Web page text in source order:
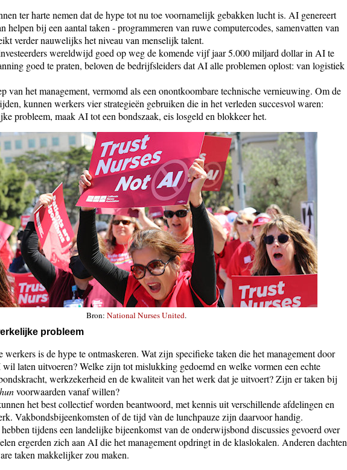
ter harte nemen dat de hype tot nu toe voornamelijk gebakken lucht is. AI genereert
helpen bij een aantal taken - programmeren van ruwe computercodes, samenvatten van
verder nauwelijks het niveau van menselijk talent.
wereldwijd goed op weg de komende vijf jaar 5.000 miljard dollar in AI te
goed te praten, beloven de bedrijfsleiders dat AI alle problemen oplost: van logistiek
van het management, vermomd als een onontkoombare technische vernieuwing. Om de
kunnen werkers vier strategieën gebruiken die in het verleden succesvol waren:
probleem, maak AI tot een bondszaak, eis losgeld en blokkeer het.
Bron: National Nurses United.
probleem
werkers is de hype te ontmaskeren. Wat zijn specifieke taken die het management door
laten uitvoeren? Welke zijn tot mislukking gedoemd en welke vormen een echte
werkzekerheid en de kwaliteit van het werk dat je uitvoert? Zijn er taken bij
hunvoorwaarden vanaf willen?
het best collectief worden beantwoord, met kennis uit verschillende afdelingen en
Vakbondsbijeenkomsten of de tijd vàn de lunchpauze zijn daarvoor handig.
tijdens een landelijke bijeenkomst van de onderwijsbond discussies gevoerd over
ergerden zich aan AI die het management opdringt in de klaslokalen. Anderen dachten
taken makkelijker zou maken.